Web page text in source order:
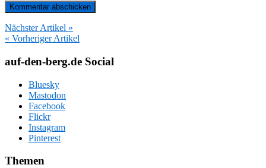
Nächster Artikel »
« Vorheriger Artikel
auf-den-berg.de Social
Bluesky
Mastodon
Facebook
Flickr
Instagram
Pinterest
Themen